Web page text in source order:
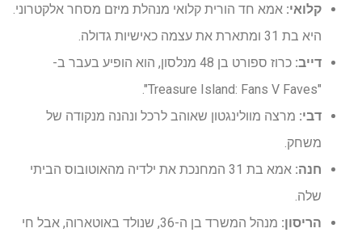
קלואי: אמא חד הורית קלואי מנהלת מיזם מסחר אלקטרוני.
היא בת 31 ומתארת ​​את עצמה כאישיות גדולה.
דייב:
כרוז ספורט בן 48 מנלסון, הוא הופיע בעבר ב-
"Treasure Island: Fans V Faves".
דבי: מרצה מוולינגטון שאוהב לרכל ונהנה מנקודה של
משחק.
חנה:
אמא בת 31 המחנכת את ילדיה מהאוטובוס הביתי
שלה.
הריסון:
מנהל המשרד בן ה-36, שנולד באוטארוה, אבל חי